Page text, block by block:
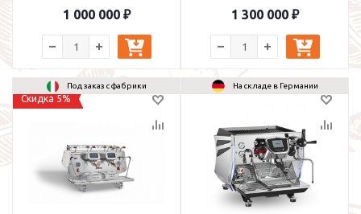
1 000 000 ₽ 1 300 000 ₽
Под заказ с фабрики
Скидка 5%
На складе в Германии